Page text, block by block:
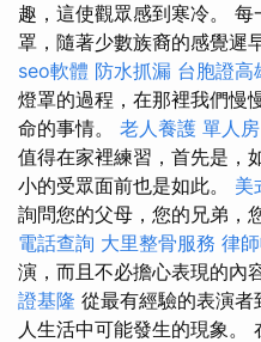
趣，這使觀眾感到寒冷。
罩，隨著少數族裔的感覺遲
seo軟體 防水抓漏 台胞證高
燈罩的過程，在那裡我們慢
命的事情。 老人養護 單人房
值得在家裡練習，首先是，
小的受眾面前也是如此。 美
詢問您的父母，您的兄弟，
電話查詢 大里整骨服務 律
演，而且不必擔心表現的內
證基隆 從最有經驗的表演
人生活中可能發生的現象。